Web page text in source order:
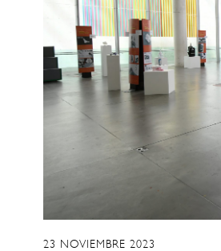
23 NOVIEMBRE 2023